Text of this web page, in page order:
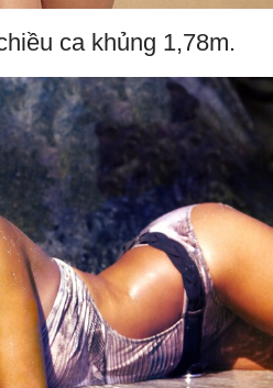
ca khủng 1,78m.